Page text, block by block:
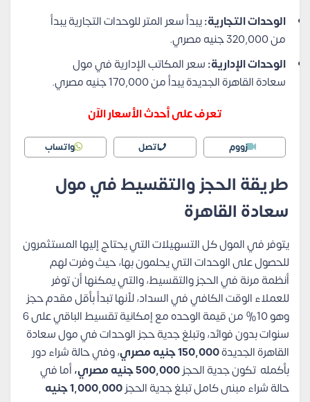
الوحدات التجارية:يبدأ سعر المتر للوحدات التجارية يبدأ
من 320,000 جنيه مصري.
الوحدات الإدارية:سعر المكاتب الإدارية في مول
سعادة القاهرة الجديدة يبدأ من 170,000 جنيه مصري.
تعرف على أحدث الأسعار الآن
زووم اتصل واتساب
طريقة الحجز والتقسيط في مول
سعادة القاهرة
يتوفر في المول كل التسهيلات التي يحتاج إليها المستثمرون
للحصول على الوحدات التي يحلمون بها، حيث وفرت لهم
أنظمة مرنة في الحجز والتقسيط، والتي يمكنها أن توفر
للعملاء الوقت الكافي في السداد، لأنها تبدأ بأقل مقدم حجز
وهو 10% من قيمة الوحده مع إمكانية تقسيط الباقي على 6
سنوات بدون فوائد، وتبلغ جدية حجز الوحدات في مول سعادة
القاهرة الجديدة150,000 جنيه مصري
، وفي حالة شراء دور
بأكمله تكون جدية الحجز500,000 جنيه مصري،
أما في
حالة شراء مبنى كامل تبلغ جدية الحجز
1,000,000 جنيه